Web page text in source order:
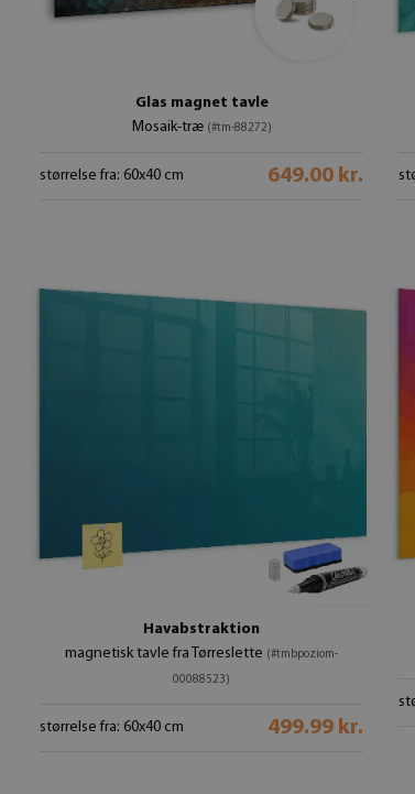
Glas magnet tavle
Mosaik-træ (#tm-88272)
størrelse fra: 60x40 cm 649.00 kr.
Havabstraktion
magnetisk tavle fra Tørreslette (#tmbpoziom-
00088523)
størrelse fra: 60x40 cm 499.99 kr.